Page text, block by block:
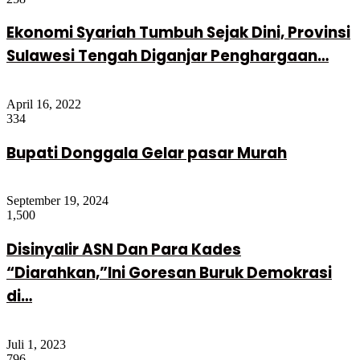
Ekonomi Syariah Tumbuh Sejak Dini, Provinsi
Sulawesi Tengah Diganjar Penghargaan…
April 16, 2022
334
Bupati Donggala Gelar pasar Murah
September 19, 2024
1,500
Disinyalir ASN Dan Para Kades
“Diarahkan,”Ini Goresan Buruk Demokrasi
di…
Juli 1, 2023